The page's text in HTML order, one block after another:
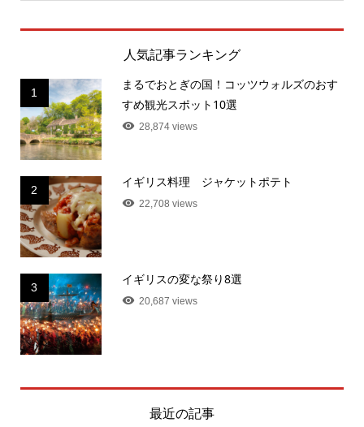
人気記事ランキング
1
まるでおとぎの国！コッツウォルズのおす
すめ観光スポット10選
28,874 views
2
イギリス料理 ジャケットポテト
22,708 views
3
イギリスの変な祭り8選
20,687 views
最近の記事